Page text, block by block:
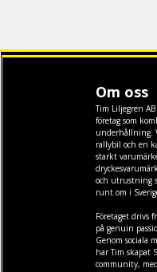
Om oss
Tim Liljegren
företag som
underhållning.
rallybil och en
starkt
och utrustning
runt om i
Företaget drivs
på genuin
Genom sociala
har Tim skapat
community,